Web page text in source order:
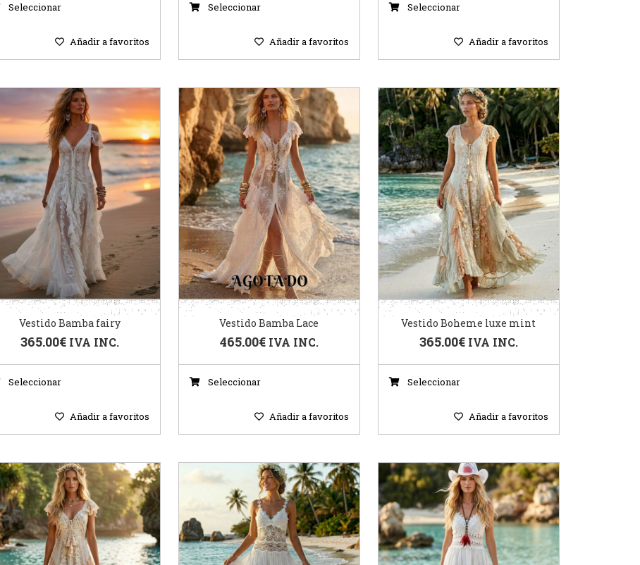
Seleccionar
Añadir a favoritos
Seleccionar
Añadir a favoritos
Seleccionar
Añadir a favoritos
Vestido Bamba fairy
365.00€ IVA INC.
Seleccionar
Añadir a favoritos
Vestido Bamba Lace
465.00€ IVA INC.
Seleccionar
Añadir a favoritos
Vestido Boheme luxe mint
365.00€ IVA INC.
Seleccionar
Añadir a favoritos